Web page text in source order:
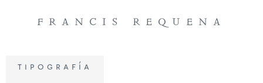
francis requena
tipografía